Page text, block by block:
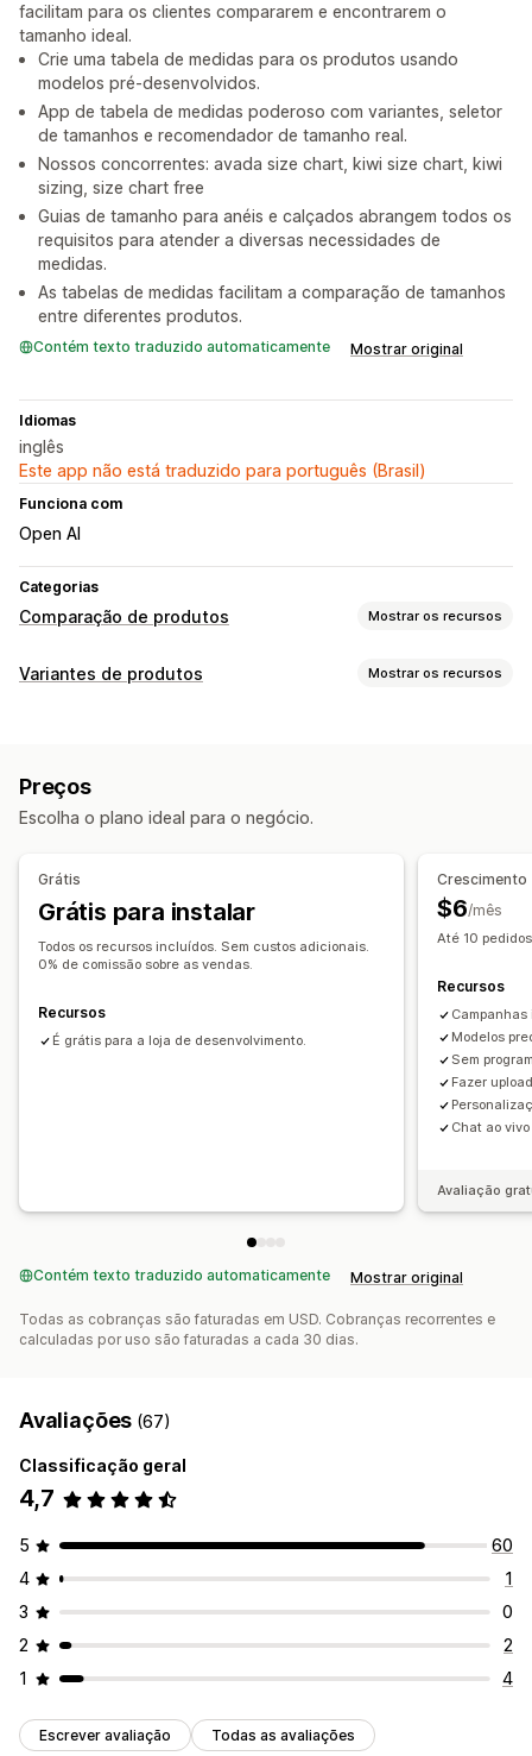
facilitam para os clientes compararem e encontrarem o
tamanho ideal.
Crie uma tabela de medidas para os produtos usando
modelos pré-desenvolvidos.
App de tabela de medidas poderoso com variantes, seletor
de tamanhos e recomendador de tamanho real.
Nossos concorrentes: avada size chart, kiwi size chart, kiwi
sizing, size chart free
Guias de tamanho para anéis e calçados abrangem todos os
requisitos para atender a diversas necessidades de
medidas.
As tabelas de medidas facilitam a comparação de tamanhos
entre diferentes produtos.
Contém texto traduzido automaticamente Mostrar original
Idiomas
inglês
Este app não está traduzido para português (Brasil)
Funciona com
Open AI
Categorias
Comparação de produtos Mostrar os recursos
Ferramentas de comparação
Opções de exibição
CSS personalizado
Texto personalizado
Responsividade para dispositivos móveis
Variantes de produtos Mostrar os recursos
Pré-visualização
Preços
Escolha o plano ideal para o negócio.
Grátis
Grátis para instalar
Todos os recursos incluídos. Sem custos adicionais.
0% de comissão sobre as vendas.
Recursos
É grátis para a loja de desenvolvimento.
Crescimento
$6/mês
Até 10
Recursos
Modelos
Sem
Fazer
Chat ao
Avaliação
Contém texto traduzido automaticamente Mostrar original
Todas as cobranças são faturadas em USD. Cobranças recorrentes e
calculadas por uso são faturadas a cada 30 dias.
Avaliações (67)
Classificação geral
4,7
5
60
4
1
3
0
2
2
1
4
Escrever avaliação Todas as avaliações